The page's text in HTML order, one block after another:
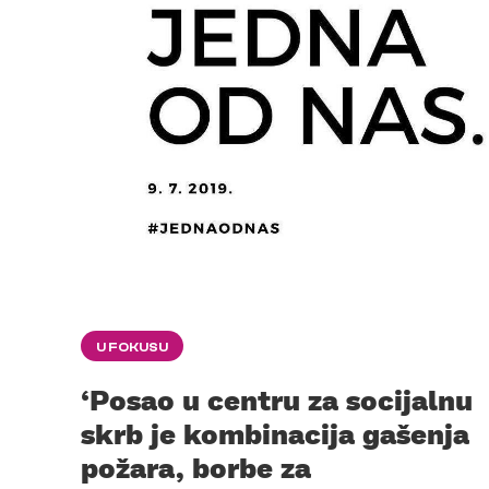
U FOKUSU
‘Posao u centru za socijalnu
skrb je kombinacija gašenja
požara, borbe za